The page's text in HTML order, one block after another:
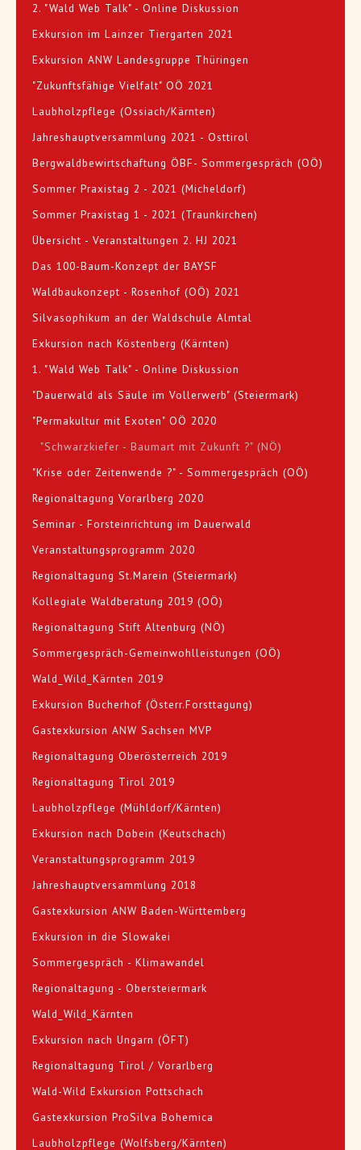
2. "Wald Web Talk" - Online Diskussion
Exkursion im Lainzer Tiergarten 2021
Exkursion ANW Landesgruppe Thüringen
"Zukunftsfähige Vielfalt" OÖ 2021
Laubholzpflege (Ossiach/Kärnten)
Jahreshauptversammlung 2021 - Osttirol
Bergwaldbewirtschaftung ÖBF- Sommergespräch (OÖ)
Sommer Praxistag 2 - 2021 (Micheldorf)
Sommer Praxistag 1 - 2021 (Traunkirchen)
Übersicht - Veranstaltungen 2. HJ 2021
Das 100-Baum-Konzept der BAYSF
Waldbaukonzept - Rosenhof (OÖ) 2021
Silvasophikum an der Waldschule Almtal
Exkursion nach Köstenberg (Kärnten)
1. "Wald Web Talk" - Online Diskussion
"Dauerwald als Säule im Vollerwerb" (Steiermark)
"Permakultur mit Exoten" OÖ 2020
"Schwarzkiefer - Baumart mit Zukunft ?" (NÖ)
"Krise oder Zeitenwende ?" - Sommergespräch (OÖ)
Regionaltagung Vorarlberg 2020
Seminar - Forsteinrichtung im Dauerwald
Veranstaltungsprogramm 2020
Regionaltagung St.Marein (Steiermark)
Kollegiale Waldberatung 2019 (OÖ)
Regionaltagung Stift Altenburg (NÖ)
Sommergespräch-Gemeinwohlleistungen (OÖ)
Wald_Wild_Kärnten 2019
Exkursion Bucherhof (Österr.Forsttagung)
Gastexkursion ANW Sachsen MVP
Regionaltagung Oberösterreich 2019
Regionaltagung Tirol 2019
Laubholzpflege (Mühldorf/Kärnten)
Exkursion nach Dobein (Keutschach)
Veranstaltungsprogramm 2019
Jahreshauptversammlung 2018
Gastexkursion ANW Baden-Württemberg
Exkursion in die Slowakei
Sommergespräch - Klimawandel
Regionaltagung - Obersteiermark
Wald_Wild_Kärnten
Exkursion nach Ungarn (ÖFT)
Regionaltagung Tirol / Vorarlberg
Wald-Wild Exkursion Pottschach
Gastexkursion ProSilva Bohemica
Laubholzpflege (Wolfsberg/Kärnten)